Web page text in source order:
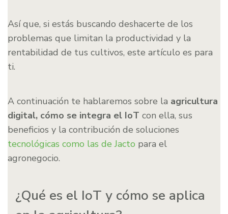
Así que, si estás buscando deshacerte de los
problemas que limitan la productividad y la
rentabilidad de tus cultivos, este artículo es para
ti.
A continuación te hablaremos sobre la agricultura
digital, cómo se integra el IoT con ella, sus
beneficios y la contribución de soluciones
tecnológicas como las de Jacto para el
agronegocio.
¿Qué es el IoT y cómo se aplica